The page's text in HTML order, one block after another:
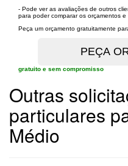
- Pode ver as avaliações de outros
para poder comparar os orçamentos e
Peça um orçamento gratuitamente
gratuito e sem compromisso
Outras
particulares
Médio